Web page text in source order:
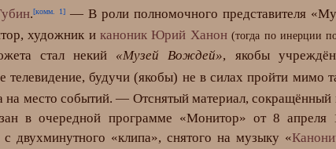
.[комм. 1]— В роли полномочного представителя
художник иканоник Юрий Ханон (тогда по инерции
стал некий «Музей Вождей», якобы
телевидение, будучи (якобы) не в силах пройти мимо
на место событий. — Отснятый материал,
в очередной программе «Монитор» от 8
двухминутного «клипа», снятого на музыку «